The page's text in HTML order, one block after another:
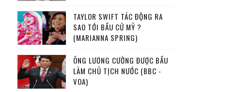
TAYLOR SWIFT TÁC ĐỘNG RA
SAO TỚI BẦU CỬ MỸ ?
(MARIANNA SPRING)
ÔNG LƯƠNG CƯỜNG ĐƯỢC BẦU
LÀM CHỦ TỊCH NƯỚC (BBC -
VOA)